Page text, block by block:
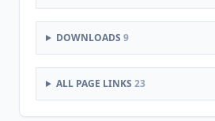
DOWNLOADS 9
ALL PAGE LINKS 23